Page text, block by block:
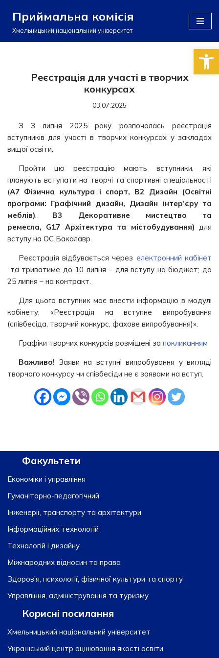
Перейти
Приймальна комісія
Хмельницький національний університет
Реєстрація для участі в творчих
конкурсах
03.07.2025
З 3 липня 2025 року розпочалась реєстрація
вступників для участі в творчих конкурсах у закладах
вищої освіти.
Пройти цю реєстрацію мають вступники, які
планують вступати на творчі та спортивні спеціальності
(A7 Фізична культура і спорт, В2 Дизайн (Освітні
програми: Графічний дизайн, Дизайн інтер’єру та
меблів), В3 Декоративне мистецтво та
ремесла, G17 Архітектура та містобудування) для
вступу на ОС Бакалавр.
Реєстрація відбувається через електронний кабінет
та триватиме до 10 липня – для вступу на бюджет; до
25 липня – на контракт.
Для цього вступник має внести інформацію в модулі
кабінету: «Реєстрація на вступне випробування
(співбесіда, творчий конкурс, фахове випробування)».
Графіки творчих конкурсів розміщені за покликанням
Важливо! Заяви на вступні випробування у вигляді
творчого конкурсу чи співбесіди не є заявами на вступ.
Факультети
Економіки і управління
Гуманітарно-педагогічний
Інженерії, транспорту та архітектури
Інформаційних технологій
Технологій і дизайну
Міжнародних відносин та права
Здоров’я, психології, фізичної культури та спорту
Управління, адміністрування та туризму
Корисні посилання
Хмельницький національний університет
Український центр оцінювання якості освіти